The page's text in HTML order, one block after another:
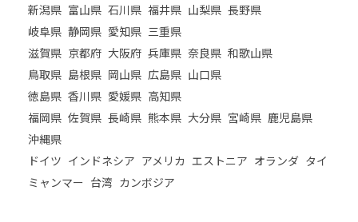
新潟県 富山県 石川県 福井県 山梨県 長野県
岐阜県 静岡県 愛知県 三重県
滋賀県 京都府 大阪府 兵庫県 奈良県 和歌山県
鳥取県 島根県 岡山県 広島県 山口県
徳島県 香川県 愛媛県 高知県
福岡県 佐賀県 長崎県 熊本県 大分県 宮崎県 鹿児島県
沖縄県
ドイツ インドネシア アメリカ エストニア オランダ タイ
ミャンマー 台湾 カンボジア